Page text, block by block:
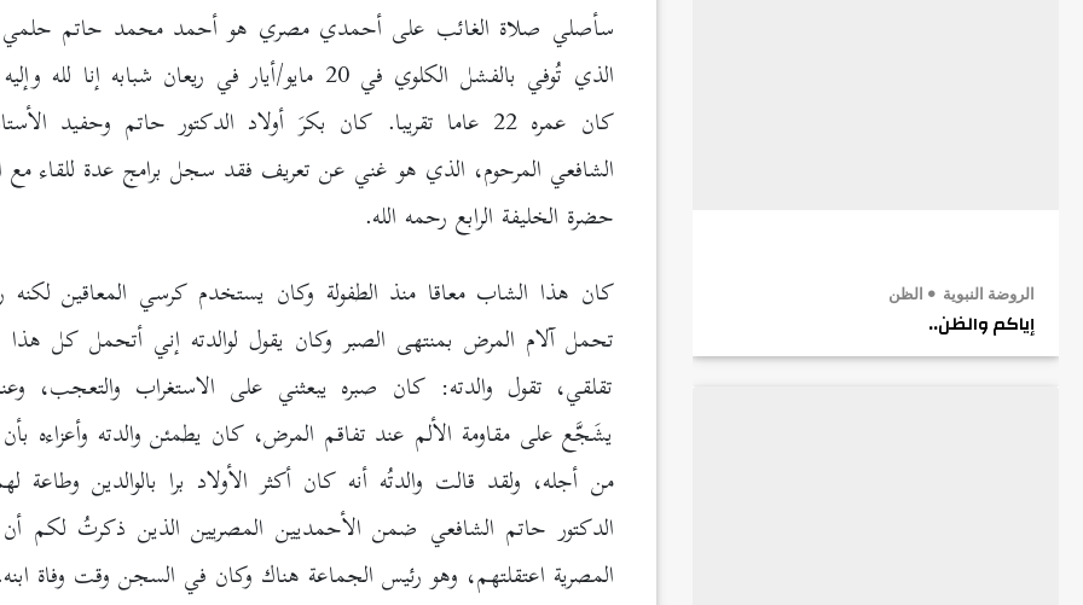
الروضة النبوية الظن
إياكم والظن..
سأصلي صلاة الغائب على أحمدي مصري هو أحمد محمد حاتم حلمي
الذي تُوفي بالفشل الكلوي في 20 مايو/أيار في ريعان شبابه إنا
كان عمره 22 عاما تقريبا. كان بكرَ أولاد الدكتور حاتم وحفيد
الشافعي المرحوم، الذي هو غني عن تعريف فقد سجل برامج عدة للقاء
حضرة الخليفة الرابع رحمه الله.
كان هذا الشاب معاقا منذ الطفولة وكان يستخدم كرسي المعاقين
تحمل آلام المرض بمنتهى الصبر وكان يقول لوالدته إني أتحمل كل هذا
تقلقي، تقول والدته: كان صبره يبعثني على الاستغراب والتعجب،
يشَجَّع على مقاومة الألم عند تفاقم المرض، كان يطمئن والدته وأعزاءه بأن
من أجله، ولقد قالت والدتُه أنه كان أكثر الأولاد برا بالوالدين وطاعة
الدكتور حاتم الشافعي ضمن الأحمديين المصريين الذين ذكرتُ لكم
المصرية اعتقلتهم، وهو رئيس الجماعة هناك وكان في السجن وقت وفاة